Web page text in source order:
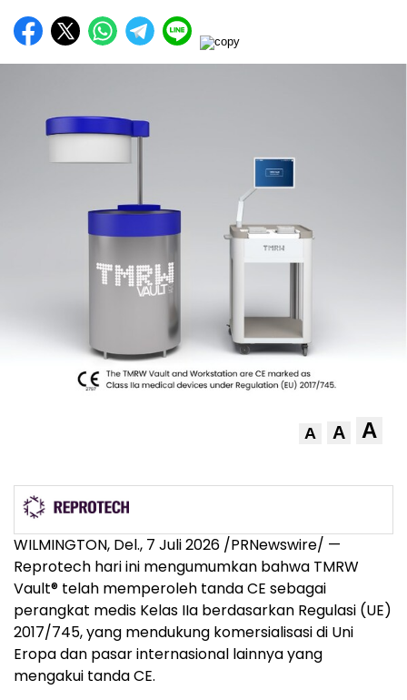
A A A
WILMINGTON, Del., 7 Juli 2026 /PRNewswire/ —
Reprotech hari ini mengumumkan bahwa TMRW
Vault® telah memperoleh tanda CE sebagai
perangkat medis Kelas IIa berdasarkan Regulasi (UE)
2017/745, yang mendukung komersialisasi di Uni
Eropa dan pasar internasional lainnya yang
mengakui tanda CE.